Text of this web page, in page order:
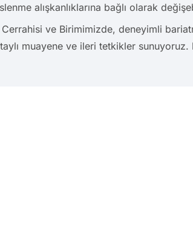
alışkanlıklarına bağlı olarak
ve Birimimizde, deneyimli
muayene ve ileri tetkikler sunuyoruz.